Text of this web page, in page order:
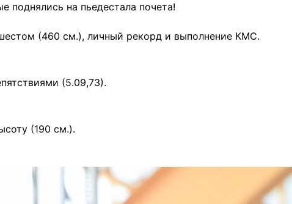
поднялись на пьедестала почета!
(460 см.), личный рекорд и выполнение КМС.
(5.09,73).
(190 см.).